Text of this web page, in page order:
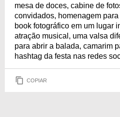
mesa de doces, cabine de
convidados, homenagem
book fotográfico em um lugar
atração musical, uma valsa
para abrir a balada, camarim
hashtag da festa nas redes
COPIAR